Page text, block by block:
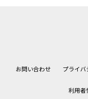
お問い合わせ プライバ
利用者